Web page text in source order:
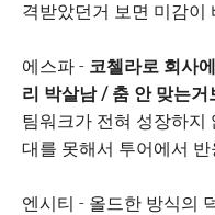
격받았던거 보면 미감이
에스파 - 코첼라로 회사
리 박살남 / 춤 안 맞는
팀워크가 전혀 성장하지
대를 못해서 투어에서
엔시티 - 올드한 방식의